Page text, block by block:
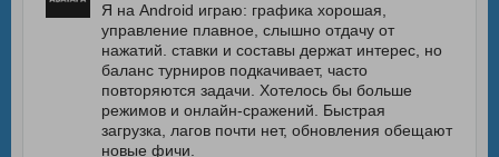
Я на Android играю: графика хорошая,
управление плавное, слышно отдачу от
нажатий. ставки и составы держат интерес, но
баланс турниров подкачивает, часто
повторяются задачи. Хотелось бы больше
режимов и онлайн-сражений. Быстрая
загрузка, лагов почти нет, обновления обещают
новые фичи.